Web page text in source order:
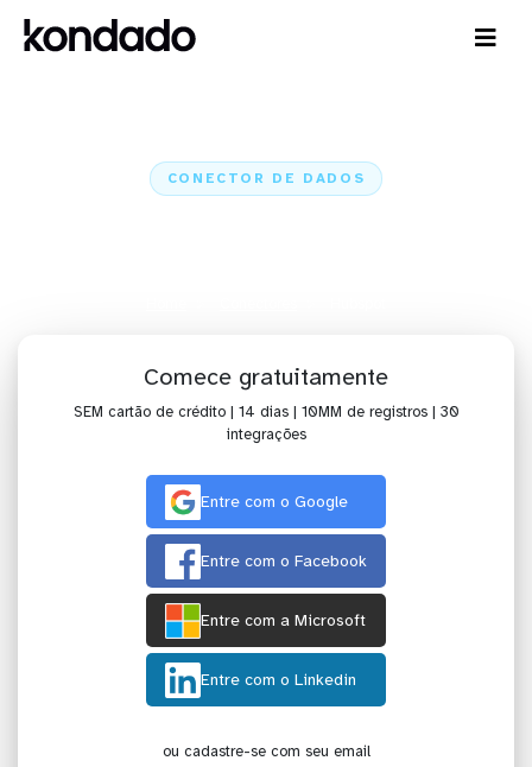
CONECTOR DE DADOS
Comece gratuitamente
SEM cartão de crédito | 14 dias | 10MM de registros | 30
integrações
Entre com o Google
Entre com o Facebook
Entre com a Microsoft
Entre com o Linkedin
ou cadastre-se com seu email